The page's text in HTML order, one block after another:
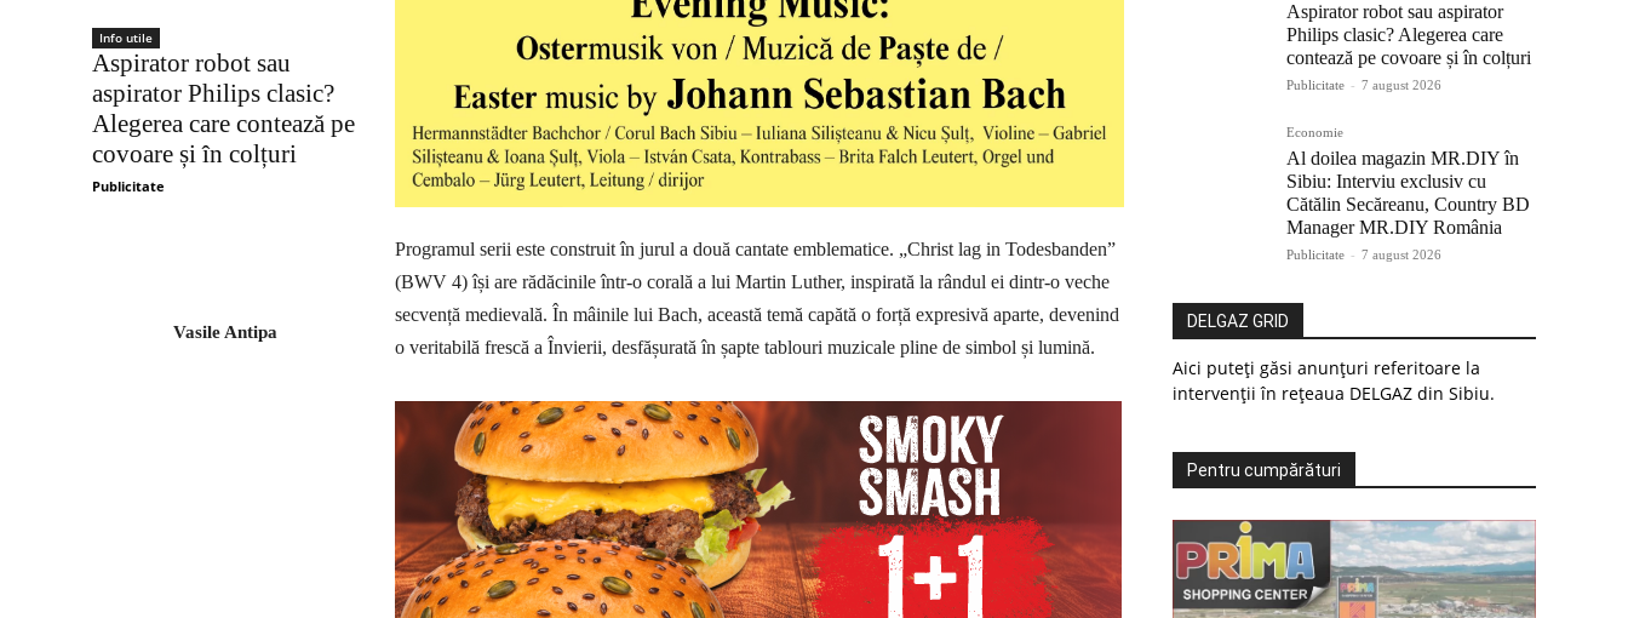
Info utile
Aspirator robot sau
aspirator Philips clasic?
Alegerea care contează pe
covoare și în colțuri
Publicitate
Vasile Antipa
Programul serii este construit în jurul a două cantate emblematice. „Christ lag in Todesbanden”
(BWV 4) își are rădăcinile într-o corală a lui Martin Luther, inspirată la rândul ei dintr-o veche
secvență medievală. În mâinile lui Bach, această temă capătă o forță expresivă aparte, devenind
o veritabilă frescă a Învierii, desfășurată în șapte tablouri muzicale pline de simbol și lumină.
Aspirator robot sau aspirator
Philips clasic? Alegerea care
contează pe covoare și în colțuri
Publicitate - 7 august 2026
Economie
Al doilea magazin MR.DIY în
Sibiu: Interviu exclusiv cu
Cătălin Secăreanu, Country BD
Manager MR.DIY România
Publicitate - 7 august 2026
DELGAZ GRID
Aici puteți găsi anunțuri referitoare la
intervenții în rețeaua DELGAZ din Sibiu.
Pentru cumpărături